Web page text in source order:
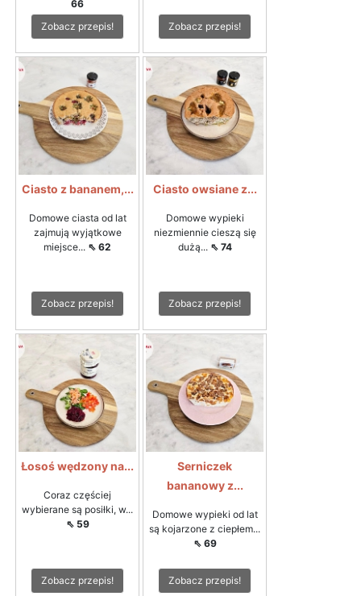
66
Zobacz przepis!
Zobacz przepis!
Ciasto z bananem,...
Domowe ciasta od lat
zajmują wyjątkowe
miejsce... ⇖ 62
Zobacz przepis!
Ciasto owsiane z...
Domowe wypieki
niezmiennie cieszą się
dużą... ⇖ 74
Zobacz przepis!
Łosoś wędzony na...
Coraz częściej
wybierane są posiłki, w...
⇖ 59
Zobacz przepis!
Serniczek
bananowy z...
Domowe wypieki od lat
są kojarzone z ciepłem...
⇖ 69
Zobacz przepis!